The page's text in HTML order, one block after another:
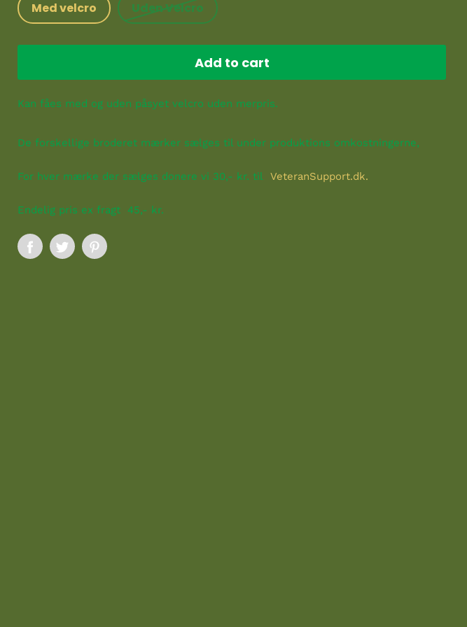
Med velcro Uden Velcro
Add to cart
Kan fåes med og uden påsyet velcro uden merpris.
De forskellige broderet mærker sælges til under produktions omkostningerne,
For hver mærke der sælges donere vi 30,- kr. til VeteranSupport.dk.
Endelig pris ex fragt 45,- kr.